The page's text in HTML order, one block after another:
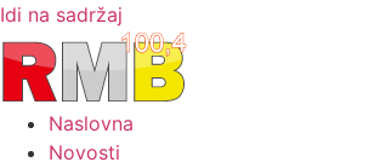
Idi na sadržaj
Naslovna
Novosti